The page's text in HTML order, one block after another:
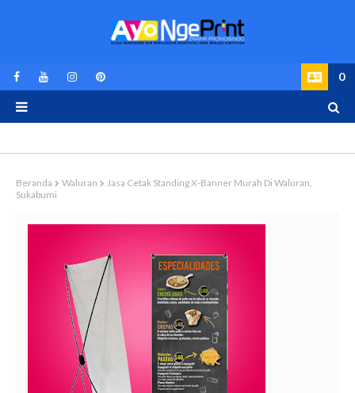
0
Beranda Waluran
Jasa Cetak Standing X-Banner Murah Di Waluran,
Sukabumi